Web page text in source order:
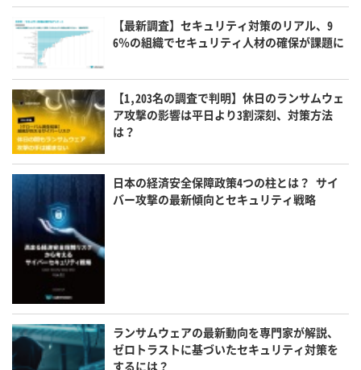
【最新調査】セキュリティ対策のリアル、9
6％の組織でセキュリティ人材の確保が課題に
【1,203名の調査で判明】休日のランサムウェ
ア攻撃の影響は平日より3割深刻、対策方法
は？
日本の経済安全保障政策4つの柱とは？ サイ
バー攻撃の最新傾向とセキュリティ戦略
ランサムウェアの最新動向を専門家が解説、
ゼロトラストに基づいたセキュリティ対策を
するには？